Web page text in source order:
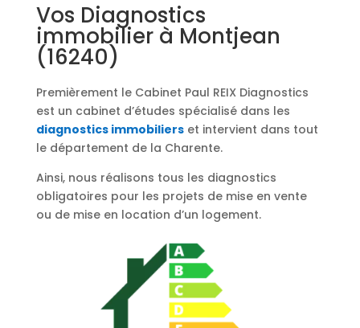
Vos Diagnostics
immobilier à Montjean
(16240)
Premièrement le Cabinet Paul REIX Diagnostics
est un cabinet d’études spécialisé dans les
diagnostics immobilierset intervient dans tout
le département de la Charente.
Ainsi, nous réalisons tous les diagnostics
obligatoires pour les projets de mise en vente
ou de mise en location d’un logement.